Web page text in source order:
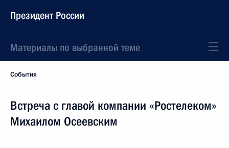
Президент России
Материалы по выбранной теме
События
Встреча с главой компании «Ростелеком»
Михаилом Осеевским